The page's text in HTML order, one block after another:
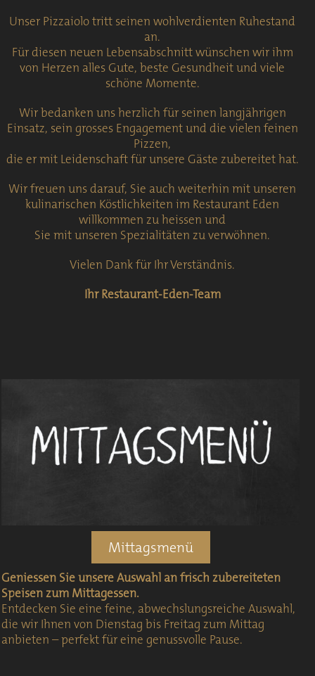
Unser Pizzaiolo tritt seinen wohlverdienten Ruhestand
an.
Für diesen neuen Lebensabschnitt wünschen wir ihm
von Herzen alles Gute, beste Gesundheit und viele
schöne Momente.
Wir bedanken uns herzlich für seinen langjährigen
Einsatz, sein grosses Engagement und die vielen feinen
Pizzen,
die er mit Leidenschaft für unsere Gäste zubereitet hat.
Wir freuen uns darauf, Sie auch weiterhin mit unseren
kulinarischen Köstlichkeiten im Restaurant Eden
willkommen zu heissen und
Sie mit unseren Spezialitäten zu verwöhnen.
Vielen Dank für Ihr Verständnis.
Ihr Restaurant-Eden-Team
Mittagsmenü
Geniessen Sie unsere Auswahl an frisch zubereiteten
Speisen zum Mittagessen.
Entdecken Sie eine feine, abwechslungsreiche Auswahl,
die wir Ihnen von Dienstag bis Freitag zum Mittag
anbieten – perfekt für eine genussvolle Pause.